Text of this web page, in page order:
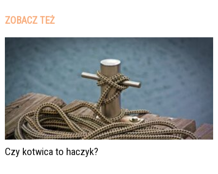
ZOBACZ TEŻ
Czy kotwica to haczyk?